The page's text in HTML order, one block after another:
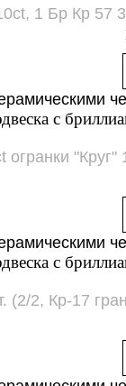
1 Бр Кр 57
с
"Круг"
с
2, Кр-17